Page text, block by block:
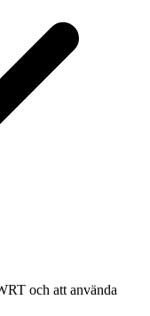
och att använda